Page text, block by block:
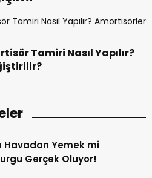
Tamiri Nasıl Yapılır?
Havadan Yemek mi
Gerçek Oluyor!